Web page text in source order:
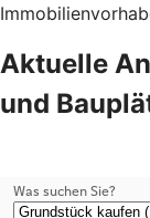
Aktuelle
und